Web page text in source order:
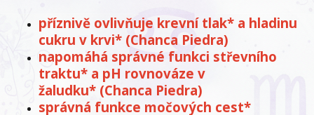
příznivě ovlivňuje krevní tlak* a hladinu
cukru v krvi* (Chanca Piedra)
napomáhá správné funkci střevního
traktu* a pH rovnováze v
žaludku* (Chanca Piedra)
správná funkce močových cest*